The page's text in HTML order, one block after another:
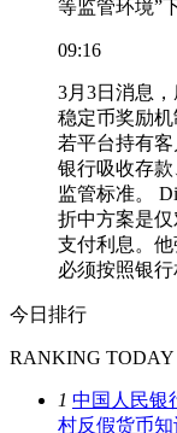
等监管环境”
09:16
3月3日消息，
稳定币奖励机
若平台持有
银行吸收存
监管标准。
折中方案是
支付利息。他
必须按照银行
今日排行
RANKING TODAY
1 中国人民银
村反假货币